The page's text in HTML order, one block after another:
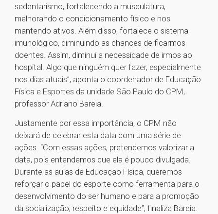
sedentarismo, fortalecendo a musculatura,
melhorando o condicionamento físico e nos
mantendo ativos. Além disso, fortalece o sistema
imunológico, diminuindo as chances de ficarmos
doentes. Assim, diminui a necessidade de irmos ao
hospital. Algo que ninguém quer fazer, especialmente
nos dias atuais”, aponta o coordenador de Educação
Física e Esportes da unidade São Paulo do CPM,
professor Adriano Bareia.
Justamente por essa importância, o CPM não
deixará de celebrar esta data com uma série de
ações. “Com essas ações, pretendemos valorizar a
data, pois entendemos que ela é pouco divulgada.
Durante as aulas de Educação Física, queremos
reforçar o papel do esporte como ferramenta para o
desenvolvimento do ser humano e para a promoção
da socialização, respeito e equidade”, finaliza Bareia.